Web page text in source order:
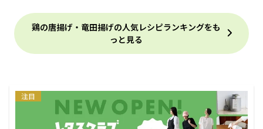
鶏の唐揚げ・竜田揚げの人気レシピランキングをも
っと見る
注目